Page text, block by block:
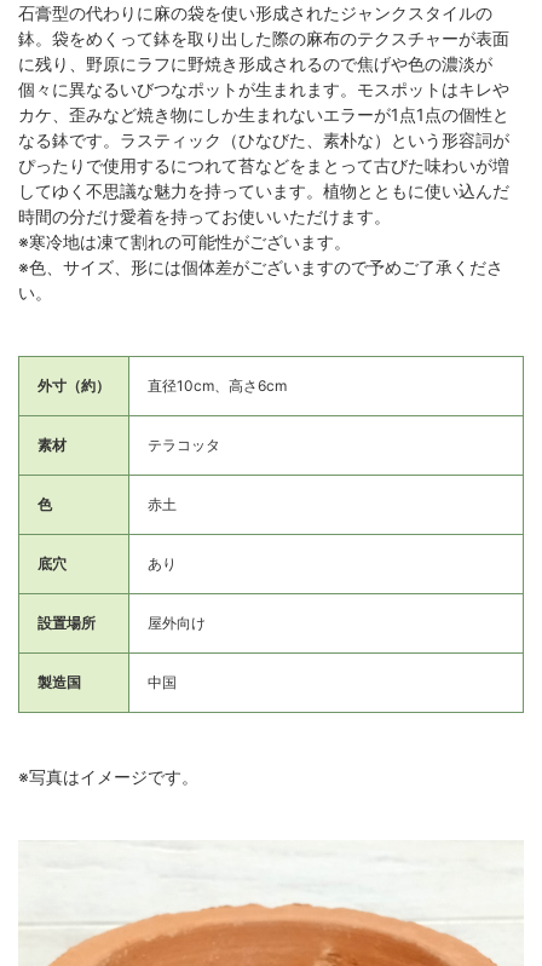
石膏型の代わりに麻の袋を使い形成されたジャンクスタイルの
鉢。袋をめくって鉢を取り出した際の麻布のテクスチャーが表面
に残り、野原にラフに野焼き形成されるので焦げや色の濃淡が
個々に異なるいびつなポットが生まれます。モスポットはキレや
カケ、歪みなど焼き物にしか生まれないエラーが1点1点の個性と
なる鉢です。ラスティック（ひなびた、素朴な）という形容詞が
ぴったりで使用するにつれて苔などをまとって古びた味わいが増
してゆく不思議な魅力を持っています。植物とともに使い込んだ
時間の分だけ愛着を持ってお使いいただけます。
※寒冷地は凍て割れの可能性がございます。
※色、サイズ、形には個体差がございますので予めご了承くださ
い。
外寸（約） 直径10cm、高さ6cm
素材 テラコッタ
色 赤土
底穴 あり
設置場所 屋外向け
製造国 中国
※写真はイメージです。